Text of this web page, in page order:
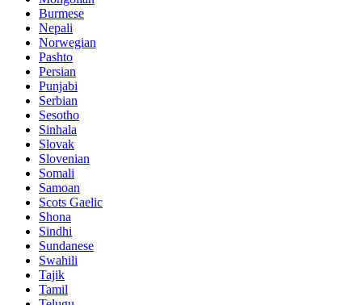
Burmese
Nepali
Norwegian
Pashto
Persian
Punjabi
Serbian
Sesotho
Sinhala
Slovak
Slovenian
Somali
Samoan
Scots Gaelic
Shona
Sindhi
Sundanese
Swahili
Tajik
Tamil